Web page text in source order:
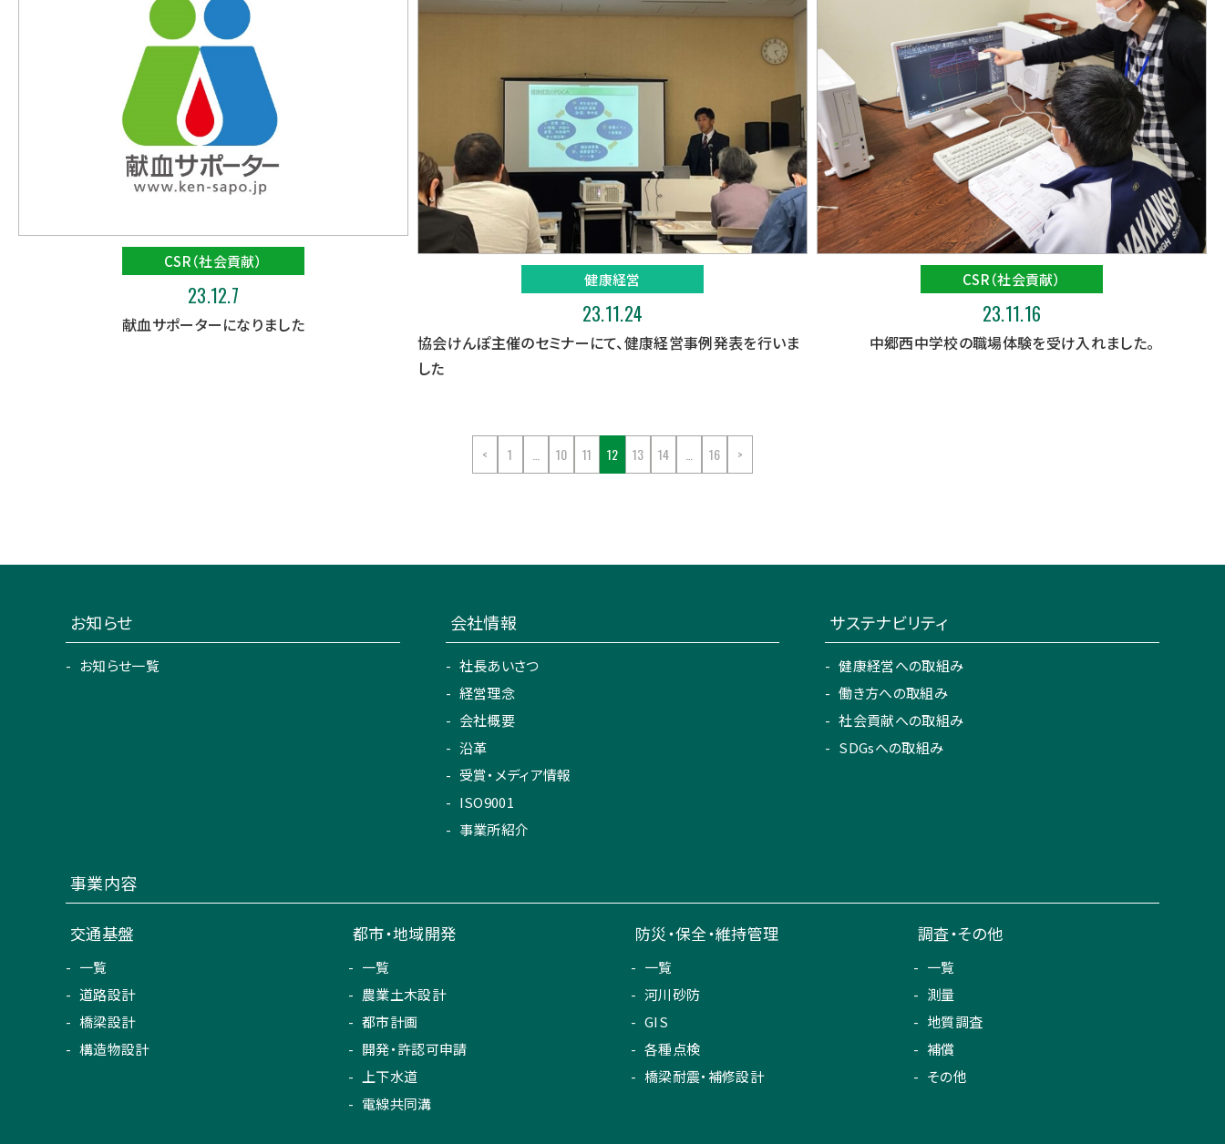
CSR（社会貢献）
23.12.7
献血サポーターになりました
健康経営
23.11.24
協会けんぽ主催のセミナーにて、健康経営事例発表を行いま
した
CSR（社会貢献）
23.11.16
中郷西中学校の職場体験を受け入れました。
< 1 10 11 12 13 14 16 >
お知らせ
お知らせ一覧
会社情報
社長あいさつ
経営理念
会社概要
沿革
受賞・メディア情報
ISO9001
事業所紹介
サステナビリティ
健康経営への取組み
働き方への取組み
社会貢献への取組み
SDGsへの取組み
事業内容
交通基盤
一覧
道路設計
橋梁設計
構造物設計
都市・地域開発
一覧
農業土木設計
都市計画
開発・許認可申請
上下水道
電線共同溝
防災・保全・維持管理
一覧
河川砂防
GIS
各種点検
橋梁耐震・補修設計
調査・その他
一覧
測量
地質調査
補償
その他